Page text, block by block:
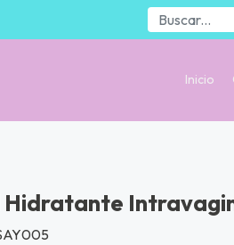
Inicio
Hidratante